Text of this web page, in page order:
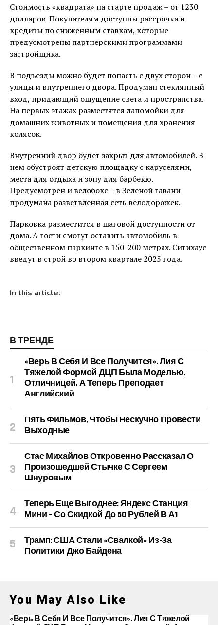
Стоимость «квадрата» на старте продаж – от 1230
долларов. Покупателям доступны рассрочка и
кредиты по сниженным ставкам, которые
предусмотрены партнерскими программами
застройщика.
В подъезды можно будет попасть с двух сторон – с
улицы и внутреннего двора. Продуман стеклянный
вход, придающий ощущение света и пространства.
На первых этажах разместятся лапомойки для
домашних животных и помещения для хранения
колясок.
Внутренний двор будет закрыт для автомобилей. В
нем обустроят детскую площадку с каруселями,
места для отдыха и зону для барбекю.
Предусмотрен и велобокс – в Зеленой гавани
продумана разветвленная сеть велодорожек.
Парковка разместится в шаговой доступности от
дома. А гости смогут оставить автомобиль в
общественном паркинге в 150-200 метрах. Ситихаус
введут в строй во втором квартале 2025 года.
In this article:
В ТРЕНДЕ
«Верь В Себя И Все Получится». Лия С
Тяжелой Формой ДЦП Была Моделью,
Отличницей, А Теперь Преподает
Английский
Пять Фильмов, Чтобы Нескучно Провести
Выходные
Стас Михайлов Откровенно Рассказал О
Произошедшей Стычке С Сергеем
Шнуровым
Теперь Еще Выгоднее: Яндекс Станция
Мини – Со Скидкой До 50 Рублей В А1
Трамп: США Стали «свалкой» Из-За
Политики Джо Байдена
You May Also Like
«Верь В Себя И Все Получится». Лия С Тяжелой